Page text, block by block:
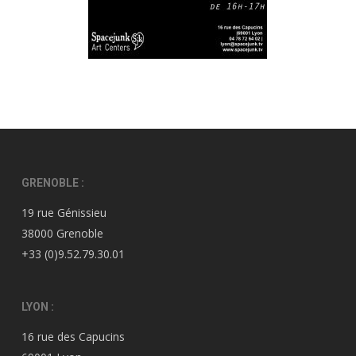
GRENOBLE :
19 rue Génissieu
38000 Grenoble
+33 (0)9.52.79.30.01
LYON :
16 rue des Capucins